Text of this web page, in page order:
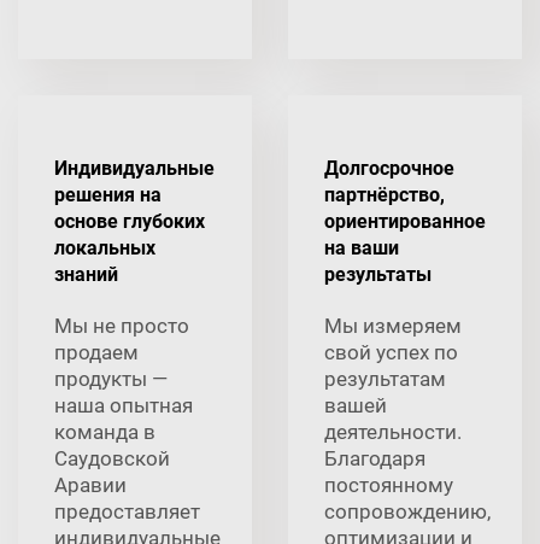
Индивидуальные
решения на
основе глубоких
локальных
знаний
Мы не просто
продаем
продукты —
наша опытная
команда в
Саудовской
Аравии
предоставляет
индивидуальные
Долгосрочное
партнёрство,
ориентированное
на ваши
результаты
Мы измеряем
свой успех по
результатам
вашей
деятельности.
Благодаря
постоянному
сопровождению,
оптимизации и